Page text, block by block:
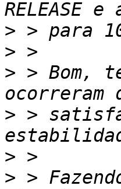
>
>
> > Bom,
> >
>
> >